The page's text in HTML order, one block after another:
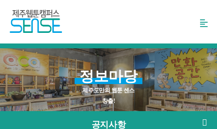
로
가
기
정보마당
제주도만의 웹툰 센스
창출!
공지사항